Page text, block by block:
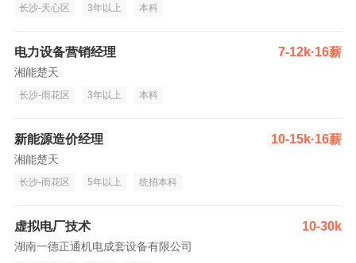
长沙-天心区 3年以上 本科
电力设备营销经理 7-12k·16薪
湘能楚天
长沙-雨花区 3年以上 本科
新能源造价经理 10-15k·16薪
湘能楚天
长沙-雨花区 5年以上 统招本科
虚拟电厂技术 10-30k
湖南一德正通机电成套设备有限公司